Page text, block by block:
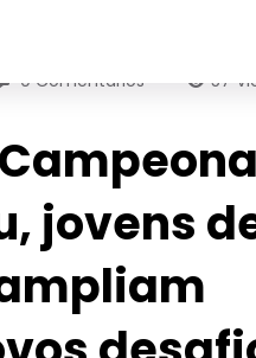
Do Rio
0 Comentários 57
jovens